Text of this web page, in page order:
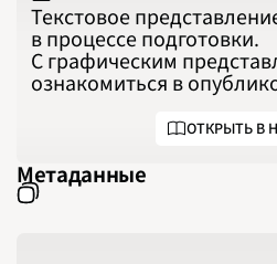
2015
2016
2017
2018
2019
2020
2022
2023
Текстовое
в процессе подготовки.
С графическим
ознакомиться в
ОТКРЫТЬ В
Метаданные